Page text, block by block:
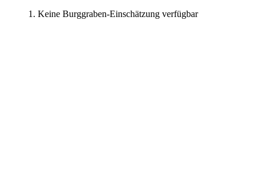
Keine Burggraben-Einschätzung verfügbar